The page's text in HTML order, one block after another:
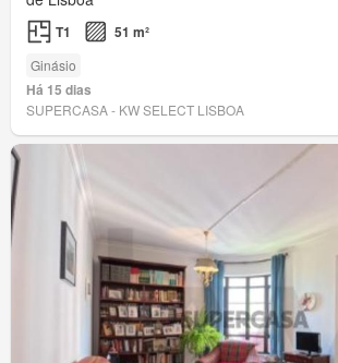
T1 51 m²
Ginásio
Há 15 dias
SUPERCASA - KW SELECT LISBOA